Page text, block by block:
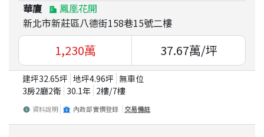
華廈
鳳凰花開
新北市新莊區八德街158巷15號二樓
1,230萬 37.67萬/坪
建坪32.65坪 地坪4.96坪 無車位
3房2廳2衛 30.1年 2樓/7樓
資料說明 內政部實價登錄 交易備註